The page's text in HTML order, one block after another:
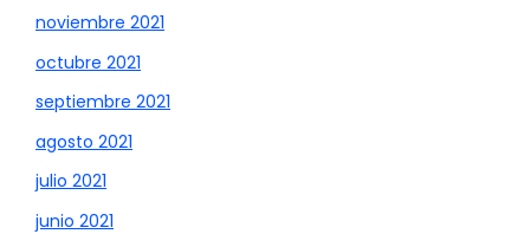
noviembre 2021
octubre 2021
septiembre 2021
agosto 2021
julio 2021
junio 2021